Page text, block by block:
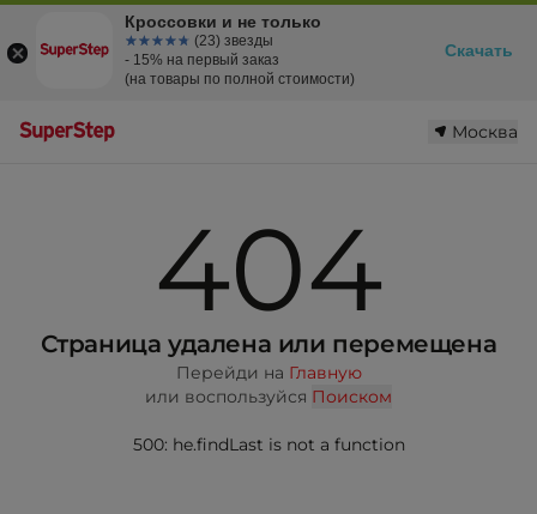
Москва
404
Страница удалена или перемещена
Перейди на Главную
или воспользуйся Поиском
500: he.findLast is not a function
Кроссовки и не только
☆☆☆☆☆
★★★★★ (23) звезды
- 15% на первый заказ
(на товары по полной стоимости)
Скачать